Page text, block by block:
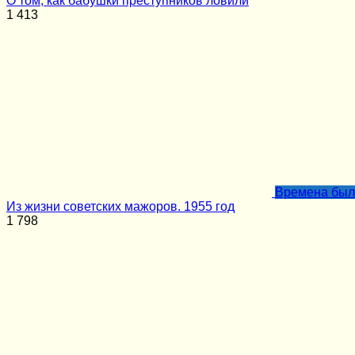
1 413
Времена
Из жизни советских мажоров. 1955 год
1 798